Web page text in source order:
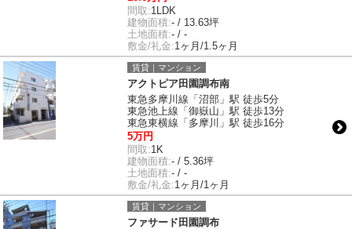
間取:1LDK
建物面積:- / 13.63坪
土地面積:- / -
敷金/礼金:1ヶ月/1.5ヶ月
賃貸｜マンション
アクトピア田園調布南
東急多摩川線「沼部」駅 徒歩5分
東急池上線「御嶽山」駅 徒歩13分
東急東横線「多摩川」駅 徒歩16分
5万円
間取:1K
建物面積:- / 5.36坪
土地面積:- / -
敷金/礼金:1ヶ月/1ヶ月
賃貸｜マンション
ファサード田園調布